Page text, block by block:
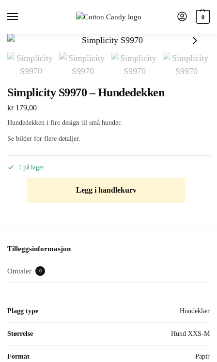
0
Simplicity S9970 – Hundedekken
kr179,00
Hundedekken i fire design til små hunder.
Se bilder for flere detaljer.
1 på lager
Legg i handlekurv
Tilleggsinformasjon
Omtaler 0
Plagg type Hundeklær
Størrelse Hund XXS-M
Format Papir